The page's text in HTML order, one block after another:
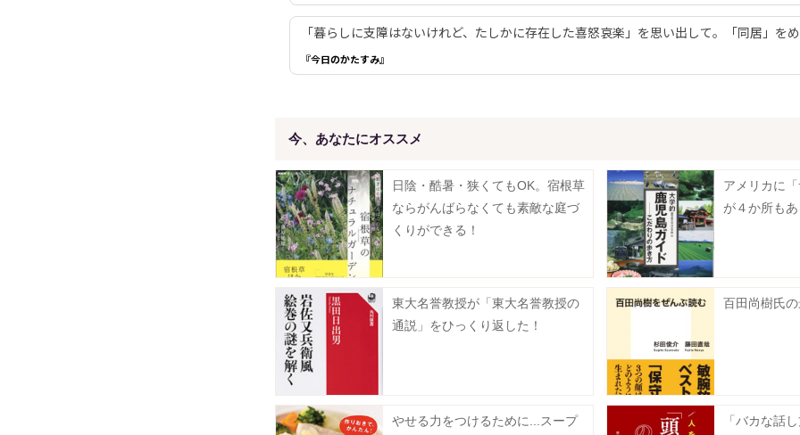
「暮らしに支障はないけれど、たしかに存在した喜怒哀楽」を思い出して。「同居」を
『今日のかたすみ』
今、あなたにオススメ
日陰・酷暑・狭くてもOK。宿根草
ならがんばらなくても素敵な庭づ
くりができる！
アメリカに
が４か所も
東大名誉教授が「東大名誉教授の
通説」をひっくり返した！
百田尚樹氏
やせる力をつけるために...スープ 「バカな話